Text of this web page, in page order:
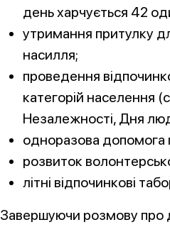
день харчується 42
утримання притулку
насилля;
проведення
категорій населення
Незалежності, Дня
одноразова допомога
розвиток
літні відпочинкові
Завершуючи розмову про